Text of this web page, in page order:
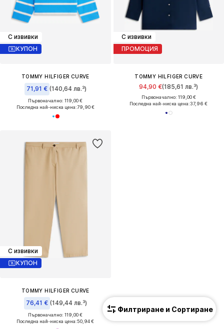
С извивки
КУПОН
TOMMY HILFIGER CURVE
71,91 € (140,64 лв.³)
Първоначално: 119,00 €
Последна най-ниска цена:79,90 €
С извивки
ПРОМОЦИЯ
TOMMY HILFIGER CURVE
94,90 €(185,61 лв.³)
Първоначално: 119,00 €
Последна най-ниска цена:37,96 €
С извивки
КУПОН
TOMMY HILFIGER CURVE
76,41 € (149,44 лв.³)
Първоначално: 119,00 €
Последна най-ниска цена:50,94 €
Филтриране и Сортиране